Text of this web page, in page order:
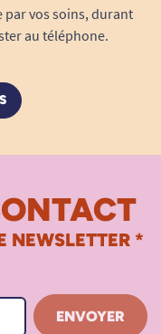
vos soins, durant
au téléphone.
NEWSLETTER *